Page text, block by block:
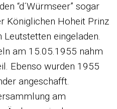
“d´Würmseer” sogar
Königlichen Hoheit Prinz
eingeladen.
am 15.05.1955 nahm
Ebenso wurden 1955
angeschafft.
am